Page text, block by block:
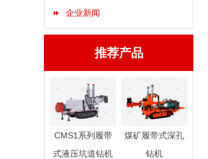
企业新闻
推荐产品
CMS1系列履带
式液压坑道钻机
煤矿履带式深孔
钻机